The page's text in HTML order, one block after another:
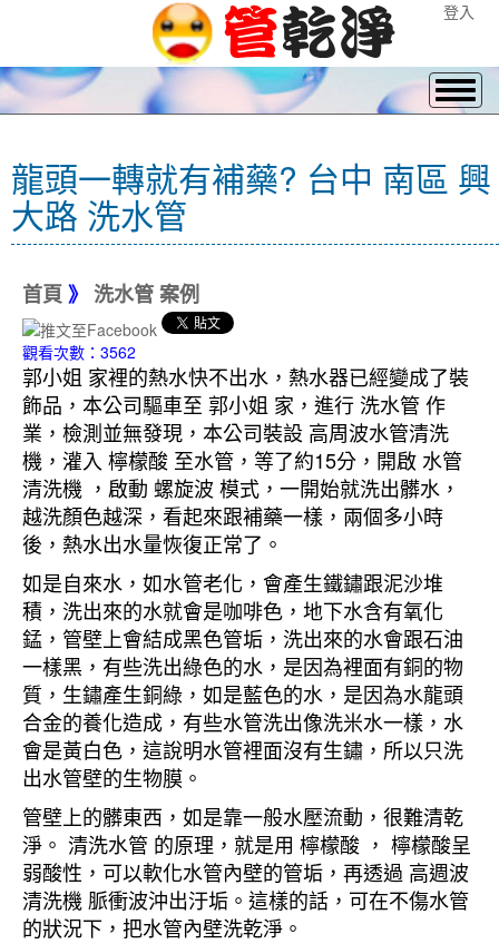
登入
龍頭一轉就有補藥? 台中 南區 興
大路 洗水管
首頁 》 洗水管 案例
觀看次數：3562
郭小姐 家裡的熱水快不出水，熱水器已經變成了裝
飾品，本公司驅車至 郭小姐 家，進行 洗水管 作
業，檢測並無發現，本公司裝設 高周波水管清洗
機，灌入 檸檬酸 至水管，等了約15分，開啟 水管
清洗機 ，啟動 螺旋波 模式，一開始就洗出髒水，
越洗顏色越深，看起來跟補藥一樣，兩個多小時
後，熱水出水量恢復正常了。
如是自來水，如水管老化，會產生鐵鏽跟泥沙堆
積，洗出來的水就會是咖啡色，地下水含有氧化
錳，管壁上會結成黑色管垢，洗出來的水會跟石油
一樣黑，有些洗出綠色的水，是因為裡面有銅的物
質，生鏽產生銅綠，如是藍色的水，是因為水龍頭
合金的養化造成，有些水管洗出像洗米水一樣，水
會是黃白色，這說明水管裡面沒有生鏽，所以只洗
出水管壁的生物膜。
管壁上的髒東西，如是靠一般水壓流動，很難清乾
淨。 清洗水管 的原理，就是用 檸檬酸 ， 檸檬酸呈
弱酸性，可以軟化水管內壁的管垢，再透過 高週波
清洗機 脈衝波沖出汙垢。這樣的話，可在不傷水管
的狀況下，把水管內壁洗乾淨。